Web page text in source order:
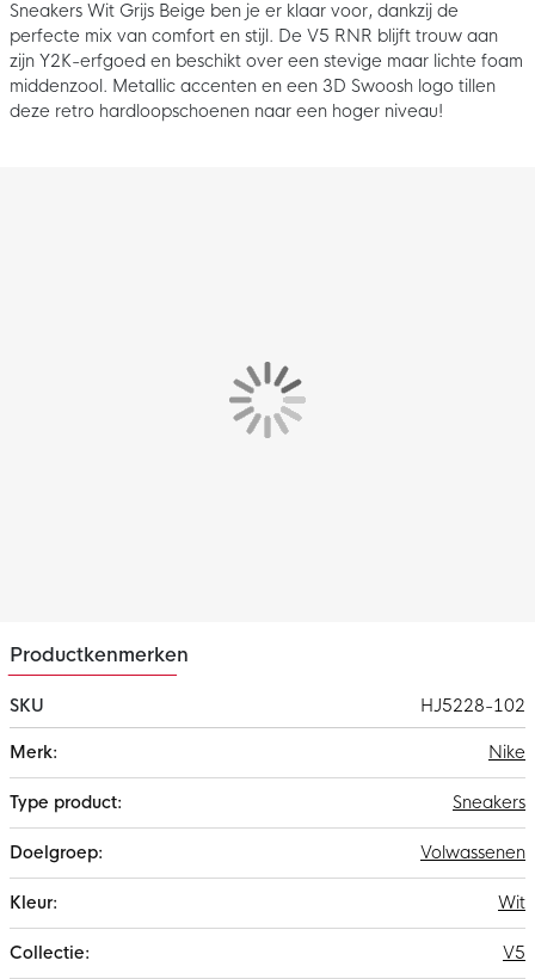
Sneakers Wit Grijs Beige ben je er klaar voor, dankzij de
perfecte mix van comfort en stijl. De V5 RNR blijft trouw aan
zijn Y2K-erfgoed en beschikt over een stevige maar lichte foam
middenzool. Metallic accenten en een 3D Swoosh logo tillen
deze retro hardloopschoenen naar een hoger niveau!
Productkenmerken
SKU
HJ5228-102
informatie
Nike
Sneakers
Volwassenen
Wit
V5